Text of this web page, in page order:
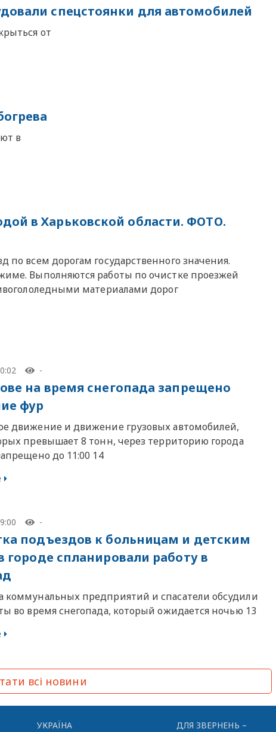
спецстоянки для автомобилей
от
в
в Харьковской области. ФОТО.
по всем дорогам государственного значения.
Выполняются работы по очистке проезжей
материалами дорог
-
на время снегопада запрещено
фур
движение и движение грузовых автомобилей,
превышает 8 тонн, через территорию города
до 11:00 14
-
подъездов к больницам и детским
городе спланировали работу в
коммунальных предприятий и спасатели обсудили
во время снегопада, который ожидается ночью 13
всі новини
УКРАЇНА ДЛЯ ЗВЕРНЕНЬ –